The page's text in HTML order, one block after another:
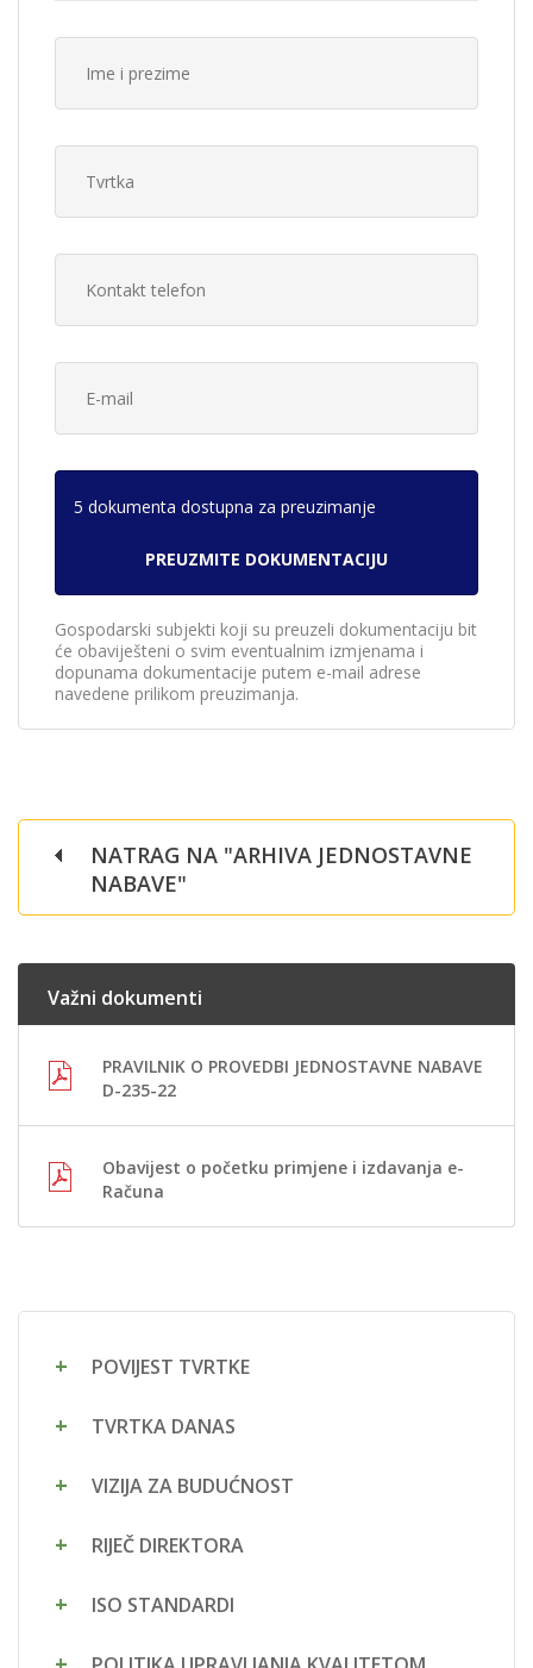
5 dokumenta dostupna za preuzimanje
Gospodarski subjekti koji su preuzeli dokumentaciju bit
će obaviješteni o svim eventualnim izmjenama i
dopunama dokumentacije putem e-mail adrese
navedene prilikom preuzimanja.
NATRAG NA "ARHIVA JEDNOSTAVNE
NABAVE"
Važni dokumenti
PRAVILNIK O PROVEDBI JEDNOSTAVNE NABAVE
D-235-22
Obavijest o početku primjene i izdavanja e-
Računa
POVIJEST TVRTKE
TVRTKA DANAS
VIZIJA ZA BUDUĆNOST
RIJEČ DIREKTORA
ISO STANDARDI